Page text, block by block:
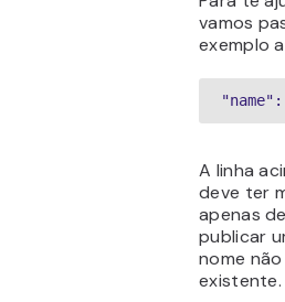
vamos
exemplo
A linha
deve ter
apenas
publicar
nome
existente.